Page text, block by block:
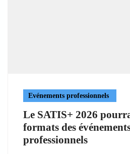
Evénements professionnels
Le SATIS+ 2026
formats des
professionnels